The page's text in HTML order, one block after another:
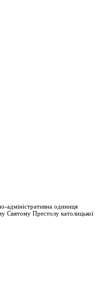
адміністративна одиниця
Святому Престолу католицької